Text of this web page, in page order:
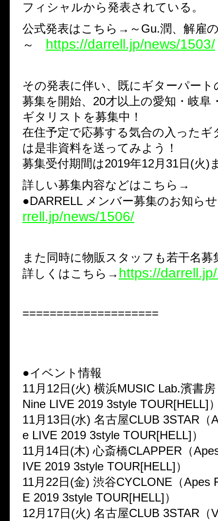
フィシャルから発表されている。
公式発表はこちら→～Gu.潤、解雇
～ https://darrell.jp/news/1503/
その発表に伴い、既にギターパー
募集を開始、20才以上の愛知・岐阜
ギタリストを募集中！
在住予定で応募する気合の入ったギ
は是非資料を送ってみよう！
募集受付期間は2019年12月31日(火)
詳しい募集内容などはこちら→
●DARRELL メンバー募集のお知
rrell.jp/news/1506/
また同時に物販スタッフも若干名募
詳しくはこちら→ https://
====================
●イベント情報
11月12日(火) 横浜MUSIC Lab.濱書
Nine LIVE 2019 3style TOUR[HELL]
11月13日(水) 名古屋CLUB 3STAR（
e LIVE 2019 3style TOUR[HELL]）
11月14日(木) 心斎橋CLAPPER（
IVE 2019 3style TOUR[HELL]）
11月22日(金) 渋谷CYCLONE（Apes
E 2019 3style TOUR[HELL]）
12月17日(火) 名古屋CLUB 3STAR（